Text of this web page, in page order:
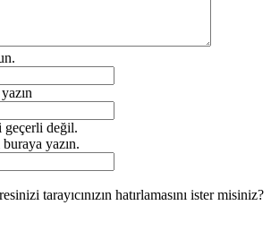
geçerli değil.
yazın.
tarayıcınızın hatırlamasını ister misiniz?